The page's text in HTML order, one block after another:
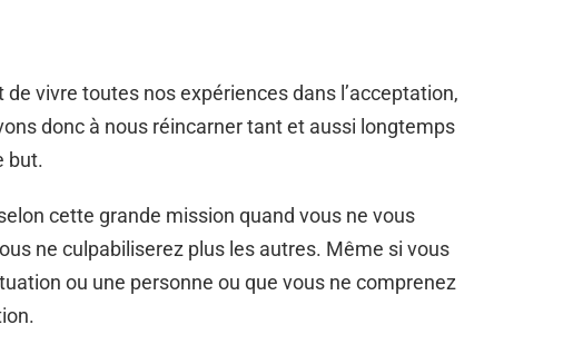
vivre toutes nos expériences dans l’acceptation,
donc à nous réincarner tant et aussi longtemps
but.
cette grande mission quand vous ne vous
ne culpabiliserez plus les autres. Même si vous
ou une personne ou que vous ne comprenez